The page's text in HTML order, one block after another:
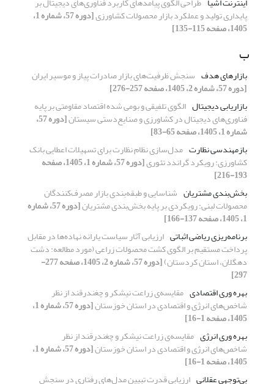
پایداری تولید و عملکرد بازار محصولات کشاورزی [دوره 57، شماره 1،
1405، صفحه 115-135]
ب
بازارهای هدف سنجش ظرفیت‌های بازار صادرات پیاز و موسیر ایران
[دوره 57، شماره 2، 1405، صفحه 257-276]
بازاریابی دیجیتال الگوی تلفیقی و بومی شده اقتصاد مقاومتی بر پایه
فناوری‌های دیجیتال در کشاورزی و صنایع‌دستی سیستان [دوره 57،
شماره 1، 1405، صفحه 65-83]
بازمهندسی نظارت مدل‌سازی نظام نظارت برای تسهیلات اعطایی بانک
کشاورزی: رویکرد گراندد تئوری [دوره 57، شماره 1، 1405، صفحه
193-216]
بخش‌بندی مشتریان شناسایی و طبقه‌بندی بازار مصرف‌کنندگان
محصولات لبنی: رویکردی بر پایه بخش‌بندی مشتریان [دوره 57، شماره
1، 1405، صفحه 137-166]
برنامه‌ریزی ریاضی اثباتی ارزیابی آثار سیاست یارانه نهاده‌ها در مقابل
پرداخت مستقیم بر الگوی کشت محصولات زراعی (مورد مطالعه: دشت
دهگلان، استان کردستان) [دوره 57، شماره 2، 1405، صفحه 277-
297]
بهره وری اقتصادی مقایسه‌ی زراعت نیشکر و چغندرقند از نظر
شاخص‌های انرژی و اقتصادی در استان خوزستان [دوره 57، شماره 1،
1405، صفحه 1-16]
بهره وری انرژی مقایسه‌ی زراعت نیشکر و چغندرقند از نظر
شاخص‌های انرژی و اقتصادی در استان خوزستان [دوره 57، شماره 1،
1405، صفحه 1-16]
بی‌توجهی عقلانی ارزیابی قدرت تبیین مدل‌های رفتاری در سنجش